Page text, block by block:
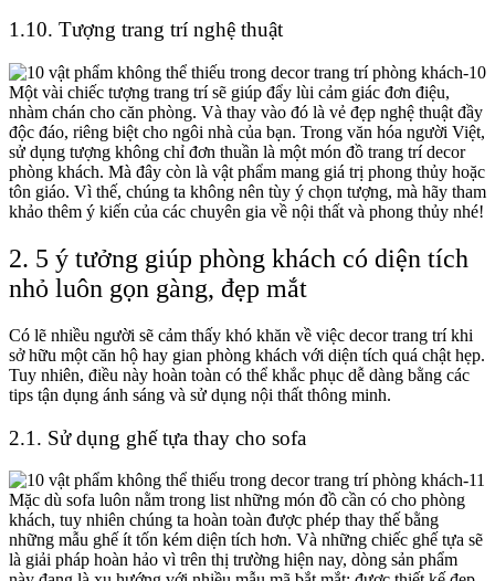
1.10. Tượng trang trí nghệ thuật
Một vài chiếc tượng trang trí sẽ giúp đẩy lùi cảm giác đơn điệu,
nhàm chán cho căn phòng. Và thay vào đó là vẻ đẹp nghệ thuật đầy
độc đáo, riêng biệt cho ngôi nhà của bạn. Trong văn hóa người Việt,
sử dụng tượng không chỉ đơn thuần là một món đồ trang trí decor
phòng khách. Mà đây còn là vật phẩm mang giá trị phong thủy hoặc
tôn giáo. Vì thế, chúng ta không nên tùy ý chọn tượng, mà hãy tham
khảo thêm ý kiến của các chuyên gia về nội thất và phong thủy nhé!
2. 5 ý tưởng giúp phòng khách có diện tích
nhỏ luôn gọn gàng, đẹp mắt
Có lẽ nhiều người sẽ cảm thấy khó khăn về việc decor trang trí khi
sở hữu một căn hộ hay gian phòng khách với diện tích quá chật hẹp.
Tuy nhiên, điều này hoàn toàn có thể khắc phục dễ dàng bằng các
tips tận dụng ánh sáng và sử dụng nội thất thông minh.
2.1. Sử dụng ghế tựa thay cho sofa
Mặc dù sofa luôn nằm trong list những món đồ cần có cho phòng
khách, tuy nhiên chúng ta hoàn toàn được phép thay thế bằng
những mẫu ghế ít tốn kém diện tích hơn. Và những chiếc ghế tựa sẽ
là giải pháp hoàn hảo vì trên thị trường hiện nay, dòng sản phẩm